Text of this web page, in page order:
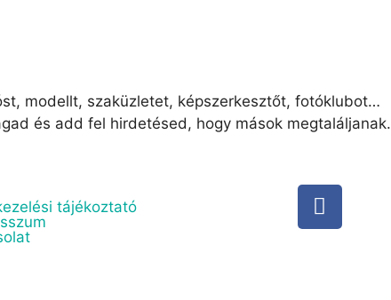
modellt, szaküzletet, képszerkesztőt, fotóklubot…
és add fel hirdetésed, hogy mások megtaláljanak.
tájékoztató